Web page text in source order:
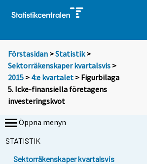
Förstasidan >Statistik >
Sektorräkenskaper kvartalsvis >
2015 > 4:e kvartalet > Figurbilaga
5. Icke-finansiella företagens
investeringskvot
Öppna menyn
STATISTIK
Sektorräkenskaper kvartalsvis